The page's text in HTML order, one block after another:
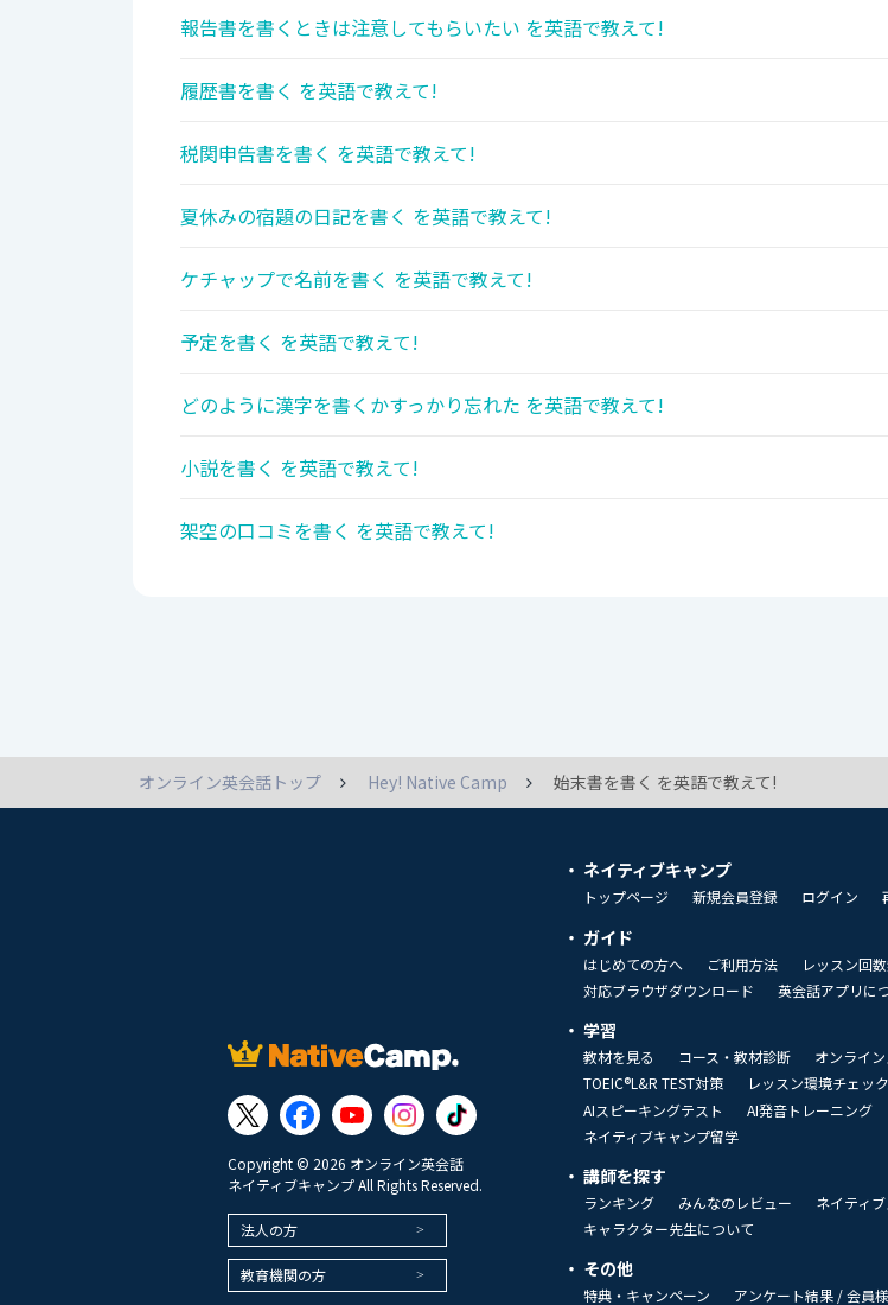
報告書を書くときは注意してもらいたい を英語で教えて!
履歴書を書く を英語で教えて!
税関申告書を書く を英語で教えて!
夏休みの宿題の日記を書く を英語で教えて!
ケチャップで名前を書く を英語で教えて!
予定を書く を英語で教えて!
どのように漢字を書くかすっかり忘れた を英語で教えて!
小説を書く を英語で教えて!
架空の口コミを書く を英語で教えて!
オンライン英会話トップ Hey! Native Camp 始末書を書く を英語で教えて!
Copyright © 2026 オンライン英会話
ネイティブキャンプ All Rights Reserved.
法人の方
教育機関の方
ネイティブキャンプ
トップページ 新規会員登録 ログイン
ガイド
はじめての方へ ご利用方法 レッスン回
対応ブラウザダウンロード
英会話アプリに
学習
教材を見る コース・教材診断 オンライ
TOEIC®L&R TEST対策
レッスン環境チェック
AIスピーキングテスト
AI発音トレーニング
ネイティブキャンプ留学
講師を探す
ランキング みんなのレビュー ネイティ
キャラクター先生について
その他
特典・キャンペーン アンケート結果 / 会員